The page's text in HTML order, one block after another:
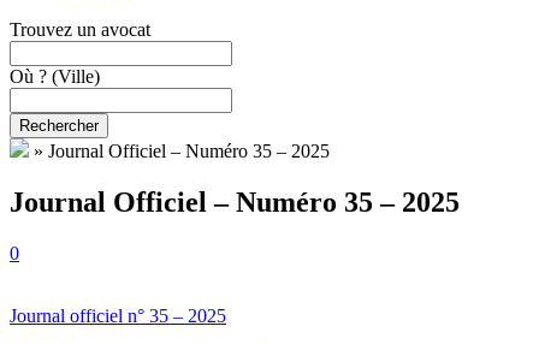
Trouvez un avocat
Où ? (Ville)
Rechercher
» Journal Officiel – Numéro 35 – 2025
Journal Officiel – Numéro 35 – 2025
0
Journal officiel n° 35 – 2025